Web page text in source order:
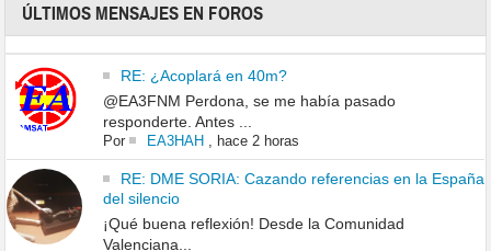
ÚLTIMOS MENSAJES EN FOROS
RE: ¿Acoplará en 40m?
@EA3FNM Perdona, se me había pasado
responderte. Antes ...
Por EA3HAH, hace 2 horas
RE: DME SORIA: Cazando referencias en la España
del silencio
¡Qué buena reflexión! Desde la Comunidad
Valenciana...